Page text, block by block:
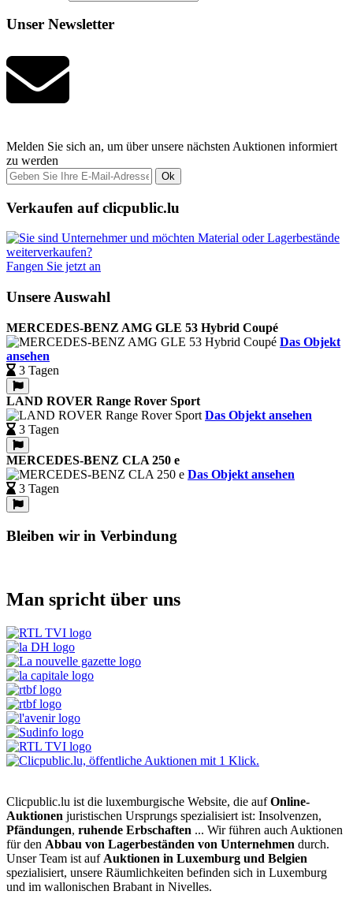
Unser Newsletter
Melden Sie sich an, um über unsere nächsten Auktionen informiert
zu werden
Ok
Verkaufen auf clicpublic.lu
Fangen Sie jetzt an
Unsere Auswahl
MERCEDES-BENZ AMG GLE 53 Hybrid Coupé
Das Objekt
ansehen
3 Tagen
LAND ROVER Range Rover Sport
Das Objekt ansehen
3 Tagen
MERCEDES-BENZ CLA 250 e
Das Objekt ansehen
3 Tagen
Bleiben wir in Verbindung
Man spricht über uns
Clicpublic.lu ist die luxemburgische Website, die aufOnline-
Auktionen juristischen Ursprungs spezialisiert ist: Insolvenzen,
Pfändungen, ruhende Erbschaften ... Wir führen auch Auktionen
für den Abbau von Lagerbeständen von Unternehmen durch.
Unser Team ist auf Auktionen in Luxemburg und Belgien
spezialisiert, unsere Räumlichkeiten befinden sich in Luxemburg
und im wallonischen Brabant in Nivelles.